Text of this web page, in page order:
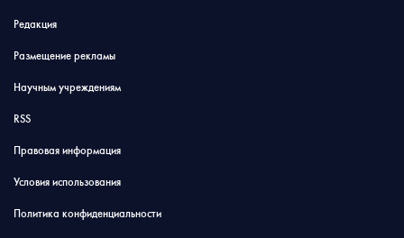
Редакция
Размещение рекламы
Научным учреждениям
RSS
Правовая информация
Условия использования
Политика конфиденциальности